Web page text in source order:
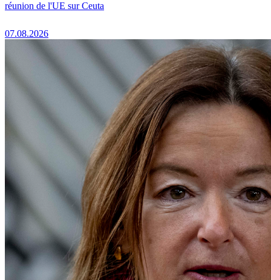
réunion de l'UE sur Ceuta
07.08.2026